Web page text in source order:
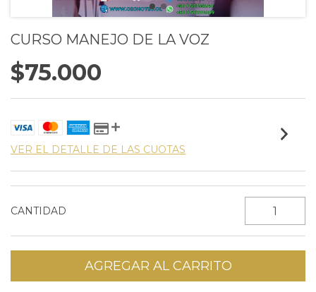
CURSO MANEJO DE LA VOZ
$75.000
VER EL DETALLE DE LAS CUOTAS
CANTIDAD